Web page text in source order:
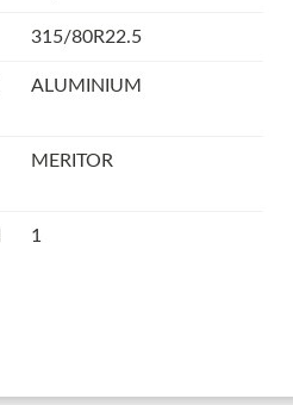
315/80R22.5
ALUMINIUM
MERITOR
1